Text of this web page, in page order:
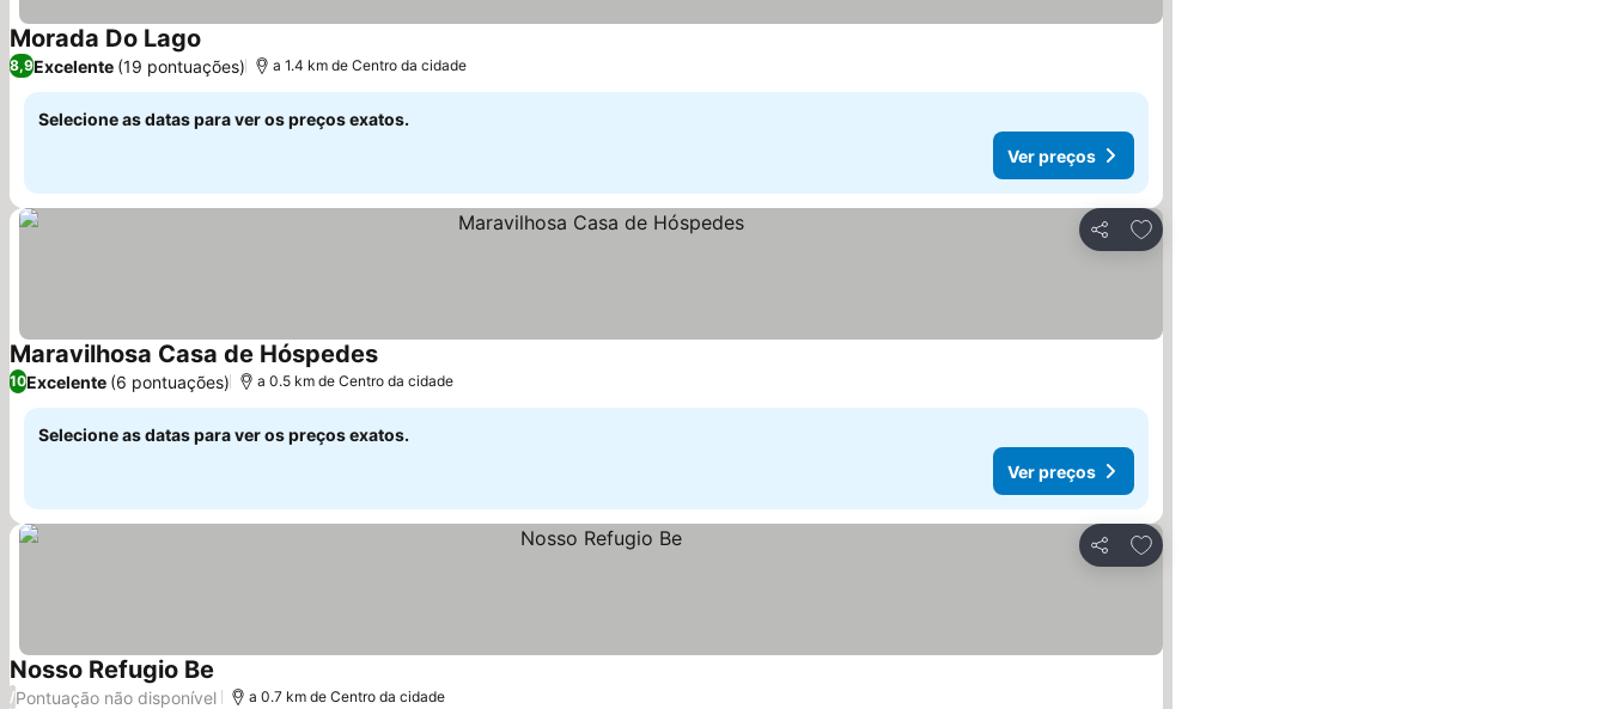
Morada Do Lago Ver preços
8,9Excelente (19 pontuações) a 1.4 km de Centro da cidade
Selecione as datas para ver os preços exatos.
Ver preços
Partilhar
Adicionar aos favoritos
Maravilhosa Casa de HóspedesVer preços
10Excelente (6 pontuações) a 0.5 km de Centro da cidade
Selecione as datas para ver os preços exatos.
Ver preços
Partilhar
Adicionar aos favoritos
Nosso Refugio Be Ver preços
/Pontuação não disponível a 0.7 km de Centro da cidade